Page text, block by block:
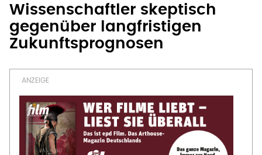
Wissenschaftler skeptisch
gegenüber langfristigen
Zukunftsprognosen